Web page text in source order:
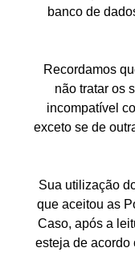
banco de
Recordamos
não tratar os
incompatível
exceto se de
Sua utilização
que aceitou as
Caso, após a
esteja de acordo